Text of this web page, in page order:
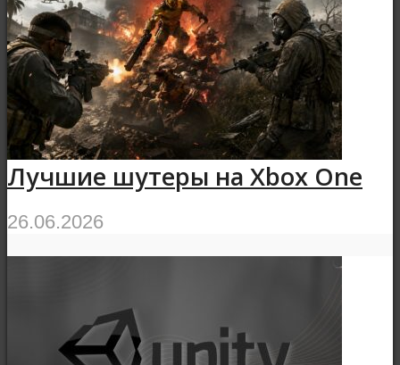
Лучшие шутеры на Xbox One
26.06.2026